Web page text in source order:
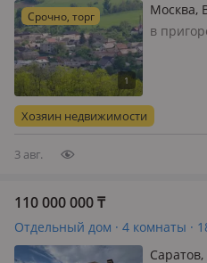
Срочно, торг
Москва,
Бельково
в
МКАД,
Хозяин недвижимости
3 авг.
110 000 000₸
Отдельный дом · 4 комнаты ·